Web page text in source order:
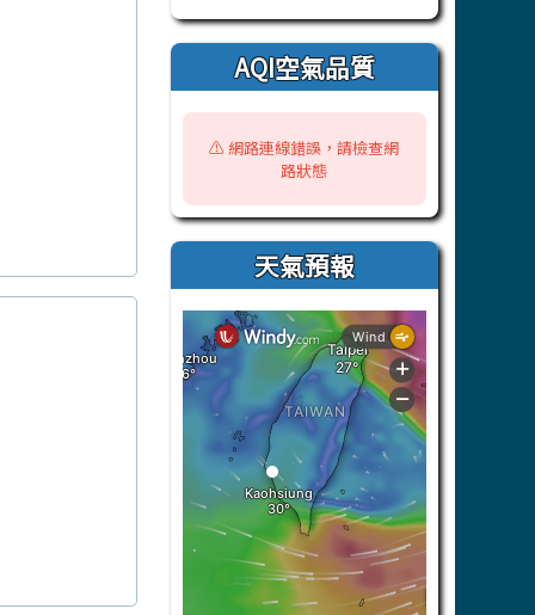
AQI空氣品質
⚠️ 網路連線錯誤，請檢查網
路狀態
天氣預報